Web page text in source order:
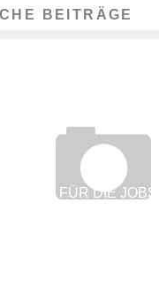
BEITRÄGE
MAN FÜR DIE